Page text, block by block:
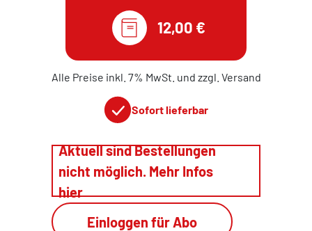
12,00 €
Alle Preise inkl. 7% MwSt. und zzgl. Versand
Sofort lieferbar
Aktuell sind Bestellungen
nicht möglich. Mehr Infos
hier
Einloggen für Abo